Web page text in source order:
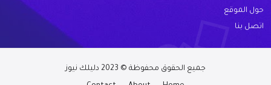
حول الموقع
اتصل بنا
جميع الحقوق محفوظة © 2023 دليلك نيوز